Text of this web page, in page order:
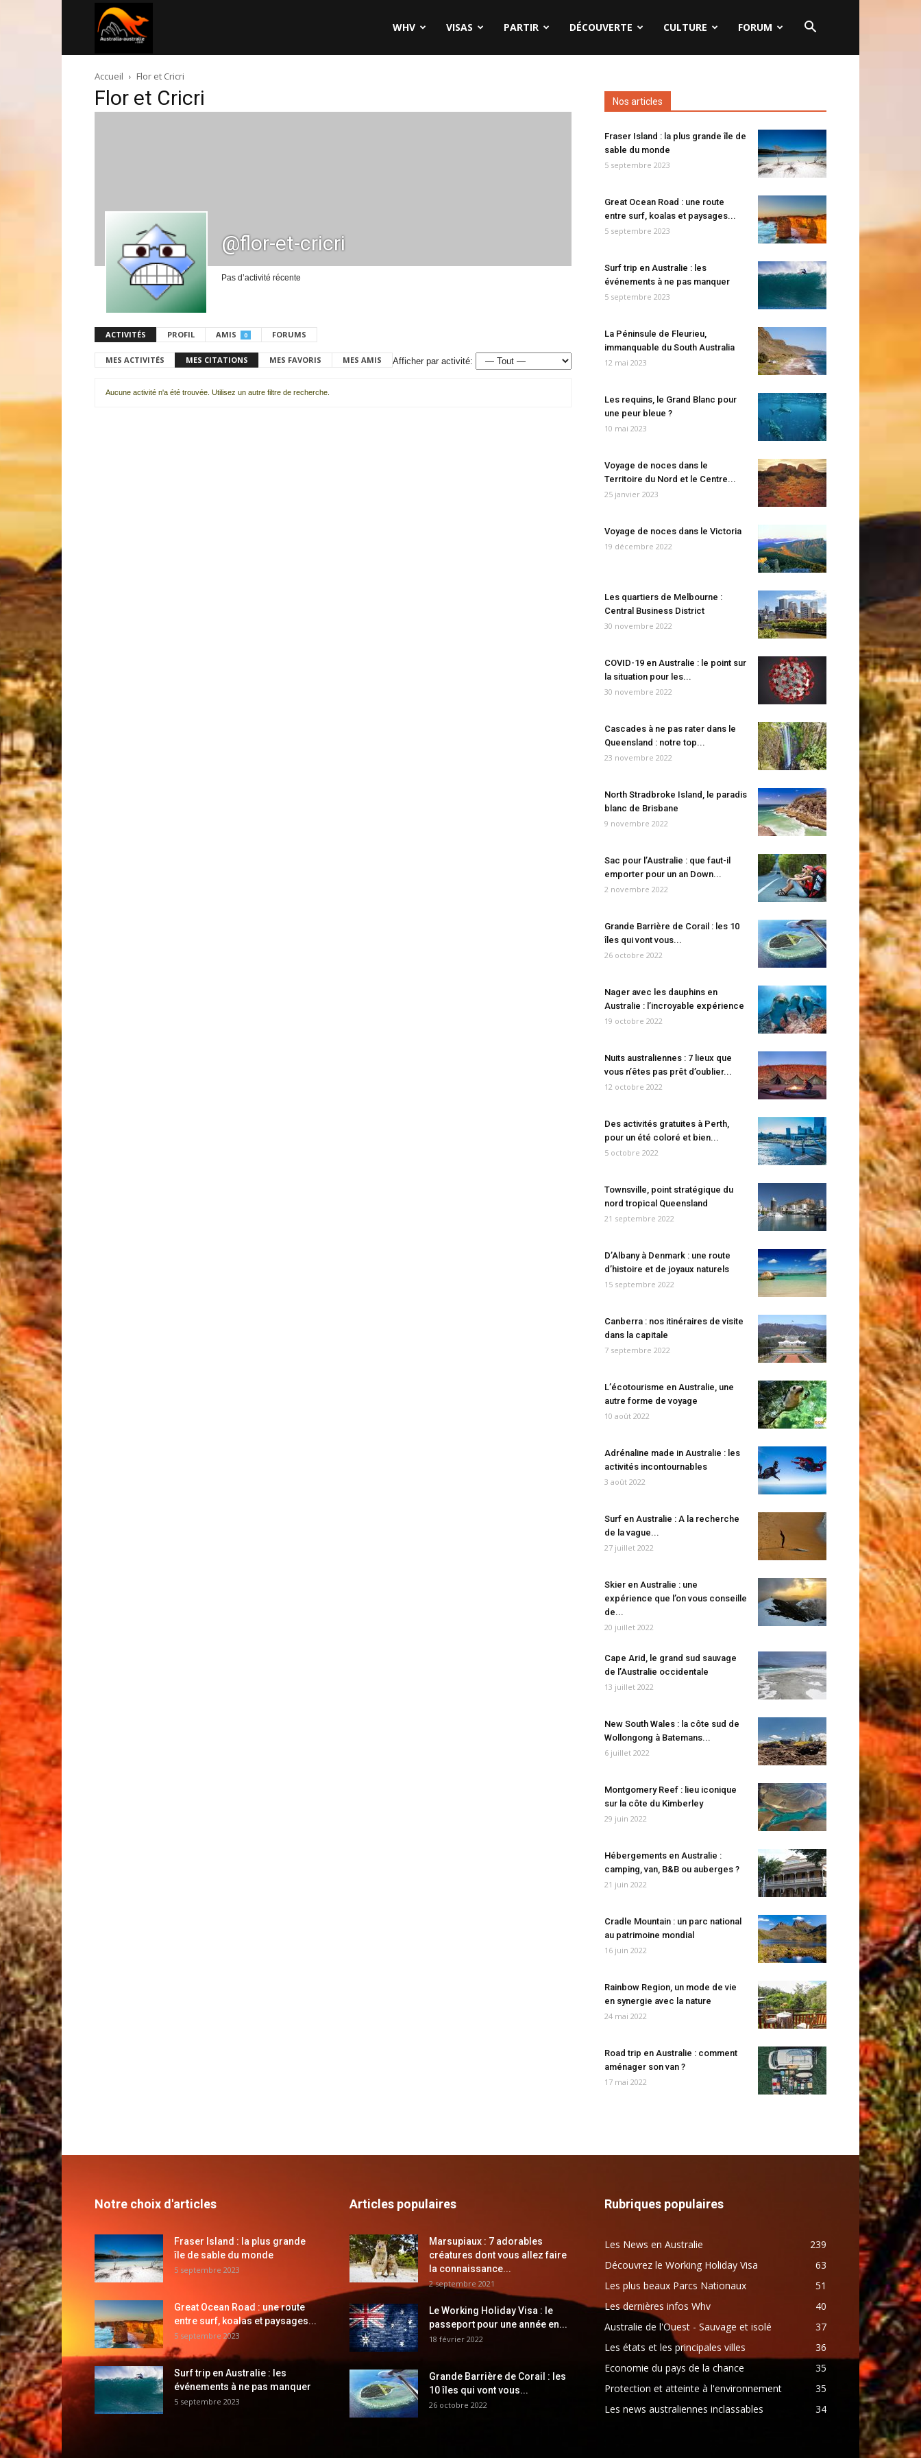
australie.com
WHV VISAS PARTIR DÉCOUVERTE CULTURE FORUM
Accueil Flor et Cricri
Flor et Cricri
@flor-et-cricri
Pas d’activité récente
ACTIVITÉS PROFIL AMIS 0 FORUMS
MES ACTIVITÉS MES CITATIONS MES FAVORIS MES AMIS Afficher par activité:
Aucune activité n'a été trouvée. Utilisez un autre filtre de recherche.
Nos articles
Fraser Island : la plus grande île de
sable du monde
5 septembre 2023
Great Ocean Road : une route
entre surf, koalas et paysages...
5 septembre 2023
Surf trip en Australie : les
événements à ne pas manquer
5 septembre 2023
La Péninsule de Fleurieu,
immanquable du South Australia
12 mai 2023
Les requins, le Grand Blanc pour
une peur bleue ?
10 mai 2023
Voyage de noces dans le
Territoire du Nord et le Centre...
25 janvier 2023
Voyage de noces dans le Victoria
19 décembre 2022
Les quartiers de Melbourne :
Central Business District
30 novembre 2022
COVID-19 en Australie : le point sur
la situation pour les...
30 novembre 2022
Cascades à ne pas rater dans le
Queensland : notre top...
23 novembre 2022
North Stradbroke Island, le paradis
blanc de Brisbane
9 novembre 2022
Sac pour l’Australie : que faut-il
emporter pour un an Down...
2 novembre 2022
Grande Barrière de Corail : les 10
îles qui vont vous...
26 octobre 2022
Nager avec les dauphins en
Australie : l’incroyable expérience
19 octobre 2022
Nuits australiennes : 7 lieux que
vous n’êtes pas prêt d’oublier...
12 octobre 2022
Des activités gratuites à Perth,
pour un été coloré et bien...
5 octobre 2022
Townsville, point stratégique du
nord tropical Queensland
21 septembre 2022
D’Albany à Denmark : une route
d’histoire et de joyaux naturels
15 septembre 2022
Canberra : nos itinéraires de visite
dans la capitale
7 septembre 2022
L’écotourisme en Australie, une
autre forme de voyage
10 août 2022
Adrénaline made in Australie : les
activités incontournables
3 août 2022
Surf en Australie : A la recherche
de la vague...
27 juillet 2022
Skier en Australie : une
expérience que l’on vous conseille
de...
20 juillet 2022
Cape Arid, le grand sud sauvage
de l’Australie occidentale
13 juillet 2022
New South Wales : la côte sud de
Wollongong à Batemans...
6 juillet 2022
Montgomery Reef : lieu iconique
sur la côte du Kimberley
29 juin 2022
Hébergements en Australie :
camping, van, B&B ou auberges ?
21 juin 2022
Cradle Mountain : un parc national
au patrimoine mondial
16 juin 2022
Rainbow Region, un mode de vie
en synergie avec la nature
24 mai 2022
Road trip en Australie : comment
aménager son van ?
17 mai 2022
Notre choix d'articles
Fraser Island : la plus grande
île de sable du monde
5 septembre 2023
Great Ocean Road : une route
entre surf, koalas et paysages...
5 septembre 2023
Surf trip en Australie : les
événements à ne pas manquer
5 septembre 2023
Articles populaires
Marsupiaux : 7 adorables
créatures dont vous allez faire
la connaissance...
2 septembre 2021
Le Working Holiday Visa : le
passeport pour une année en...
18 février 2022
Grande Barrière de Corail : les
10 îles qui vont vous...
26 octobre 2022
Rubriques populaires
Les News en Australie
239
Découvrez le Working Holiday Visa
63
Les plus beaux Parcs Nationaux
51
Les dernières infos Whv
40
Australie de l'Ouest - Sauvage et isolé
37
Les états et les principales villes
36
Economie du pays de la chance
35
Protection et atteinte à l'environnement
35
Les news australiennes inclassables
34